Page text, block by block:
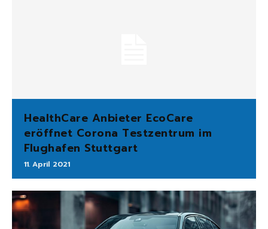
HealthCare Anbieter EcoCare
eröffnet Corona Testzentrum im
Flughafen Stuttgart
11. April 2021